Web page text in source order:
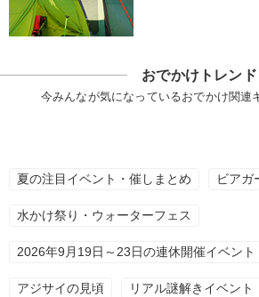
おでかけトレンド
今みんなが気になっているおでかけ関連
夏の注目イベント・催しまとめ ビアガ
水かけ祭り・ウォーターフェス
2026年9月19日～23日の連休開催イベント
アジサイの見頃 リアル謎解きイベント